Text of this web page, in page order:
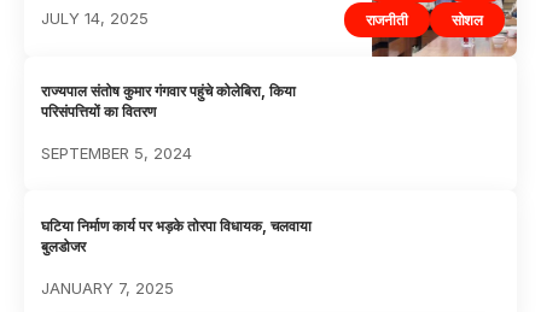
राजनीती
सोशल
JULY 14, 2025
राज्यपाल संतोष कुमार गंगवार पहुंचे कोलेबिरा, किया
परिसंपत्तियों का वितरण
SEPTEMBER 5, 2024
घटिया निर्माण कार्य पर भड़के तोरपा विधायक, चलवाया
बुलडोजर
JANUARY 7, 2025